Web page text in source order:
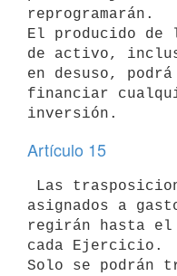
reprogramarán.
El producido
de activo,
en desuso,
financiar
Artículo 15
asignados a
regirán hasta el
cada Ejercicio.
Solo se podrán